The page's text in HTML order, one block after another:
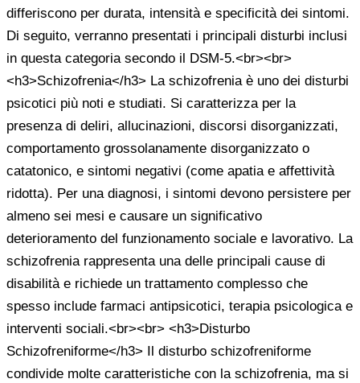
differiscono per durata, intensità e specificità dei sintomi.
Di seguito, verranno presentati i principali disturbi inclusi
in questa categoria secondo il DSM-5.<br><br>
<h3>Schizofrenia</h3> La schizofrenia è uno dei disturbi
psicotici più noti e studiati. Si caratterizza per la
presenza di deliri, allucinazioni, discorsi disorganizzati,
comportamento grossolanamente disorganizzato o
catatonico, e sintomi negativi (come apatia e affettività
ridotta). Per una diagnosi, i sintomi devono persistere per
almeno sei mesi e causare un significativo
deterioramento del funzionamento sociale e lavorativo. La
schizofrenia rappresenta una delle principali cause di
disabilità e richiede un trattamento complesso che
spesso include farmaci antipsicotici, terapia psicologica e
interventi sociali.<br><br> <h3>Disturbo
Schizofreniforme</h3> Il disturbo schizofreniforme
condivide molte caratteristiche con la schizofrenia, ma si